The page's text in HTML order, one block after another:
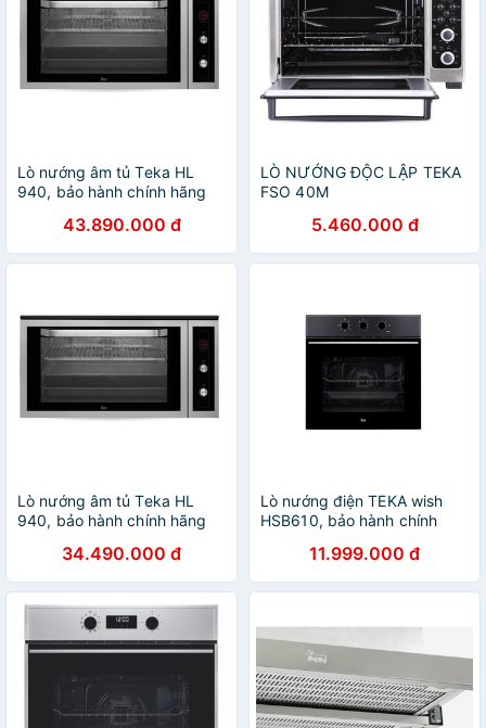
Lò nướng âm tủ Teka HL
940, bảo hành chính hãng
43.890.000 đ
LÒ NƯỚNG ĐỘC LẬP TEKA
FSO 40M
5.460.000 đ
Lò nướng âm tủ Teka HL
940, bảo hành chính hãng
34.490.000 đ
Lò nướng điện TEKA wish
HSB610, bảo hành chính
11.999.000 đ